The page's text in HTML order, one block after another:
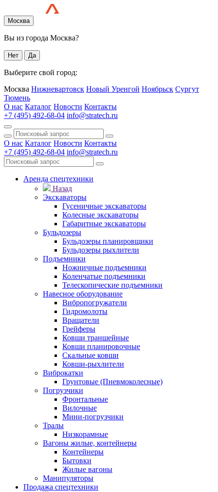
Москва
Вы из города Москва?
Нет Да
Выберите свой город:
Москва Нижневартовск Новый Уренгой Ноябрьск Сургут
Тюмень
О нас Каталог Новости Контакты
+7 (495) 492-68-04 info@stratech.ru
О нас Каталог Новости Контакты
+7 (495) 492-68-04 info@stratech.ru
Аренда спецтехники
Назад
Экскаваторы
Гусеничные экскаваторы
Колесные экскаваторы
Габаритные экскаваторы
Бульдозеры
Бульдозеры планировщики
Бульдозеры рыхлители
Подъемники
Ножничные подъемники
Коленчатые подъемники
Телескопические подъемники
Навесное оборудование
Вибропогружатели
Гидромолоты
Вращатели
Грейферы
Ковши траншейные
Ковши планировочные
Скальные ковши
Ковши-рыхлители
Виброкатки
Грунтовые (Пневмоколесные)
Погрузчики
Фронтальные
Вилочные
Мини-погрузчики
Тралы
Низкорамные
Вагоны жилые, контейнеры
Контейнеры
Бытовки
Жилые вагоны
Манипуляторы
Продажа спецтехники